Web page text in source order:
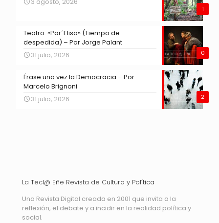
1
3 agosto, 2026
0
Teatro. «Par´Elisa» (Tiempo de
despedida) – Por Jorge Palant
31 julio, 2026
2
Érase una vez la Democracia – Por
Marcelo Brignoni
31 julio, 2026
La Tecl@ Eñe Revista de Cultura y Política
Una Revista Digital creada en 2001 que invita a la
reflexión, el debate y a incidir en la realidad política y
social.